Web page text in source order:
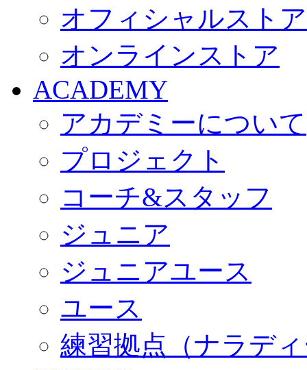
オフィシャルスト
オンラインストア
ACADEMY
アカデミーについて
プロジェクト
コーチ&スタッフ
ジュニア
ジュニアユース
ユース
練習拠点（ナラデ